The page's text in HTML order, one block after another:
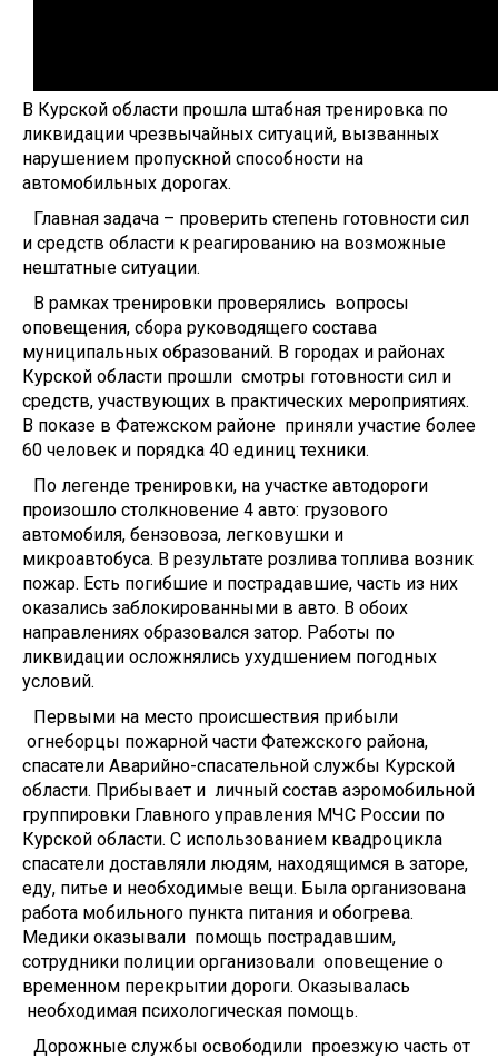
В Курской области прошла штабная тренировка по
ликвидации чрезвычайных ситуаций, вызванных
нарушением пропускной способности на
автомобильных дорогах.
Главная задача – проверить степень готовности сил
и средств области к реагированию на возможные
нештатные ситуации.
В рамках тренировки проверялись вопросы
оповещения, сбора руководящего состава
муниципальных образований. В городах и районах
Курской области прошли смотры готовности сил и
средств, участвующих в практических мероприятиях.
В показе в Фатежском районе приняли участие более
60 человек и порядка 40 единиц техники.
По легенде тренировки, на участке автодороги
произошло столкновение 4 авто: грузового
автомобиля, бензовоза, легковушки и
микроавтобуса. В результате розлива топлива возник
пожар. Есть погибшие и пострадавшие, часть из них
оказались заблокированными в авто. В обоих
направлениях образовался затор. Работы по
ликвидации осложнялись ухудшением погодных
условий.
Первыми на место происшествия прибыли
огнеборцы пожарной части Фатежского района,
спасатели Аварийно-спасательной службы Курской
области. Прибывает и личный состав аэромобильной
группировки Главного управления МЧС России по
Курской области. С использованием квадроцикла
спасатели доставляли людям, находящимся в заторе,
еду, питье и необходимые вещи. Была организована
работа мобильного пункта питания и обогрева.
Медики оказывали помощь пострадавшим,
сотрудники полиции организовали оповещение о
временном перекрытии дороги. Оказывалась
необходимая психологическая помощь.
Дорожные службы освободили проезжую часть от